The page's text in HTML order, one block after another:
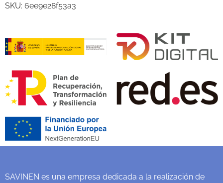
SKU: 6ee9e28f53a3
SAVINEN es una empresa dedicada a la realización de